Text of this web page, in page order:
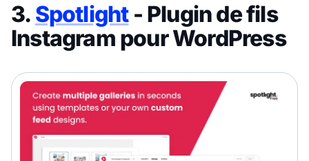
3. Spotlight- Plugin de fils
Instagram pour WordPress